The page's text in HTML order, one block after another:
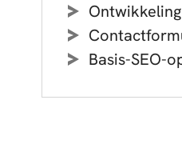
Basis-SEO-